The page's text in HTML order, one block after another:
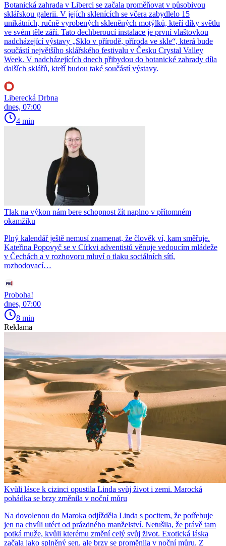
Botanická zahrada v Liberci se začala proměňovat v působivou
sklářskou galerii. V jejích sklenících se včera zabydlelo 15
unikátních, ručně vyrobených skleněných motýlků, kteří díky světlu
ve svém těle září. Tato dechberoucí instalace je první vlaštovkou
nadcházející výstavy „Sklo v přírodě, příroda ve skle“, která bude
součástí největšího sklářského festivalu v Česku Crystal Valley
Week. V nadcházejících dnech přibydou do botanické zahrady díla
dalších sklářů, kteří budou také součástí výstavy.
Liberecká Drbna
dnes, 07:00
4 min
Tlak na výkon nám bere schopnost žít naplno v přítomném
okamžiku
Plný kalendář ještě nemusí znamenat, že člověk ví, kam směřuje.
Kateřina Popovyč se v Církvi adventistů věnuje vedoucím mládeže
v Čechách a v rozhovoru mluví o tlaku sociálních sítí,
rozhodovací…
Proboha!
dnes, 07:00
8 min
Reklama
Kvůli lásce k cizinci opustila Linda svůj život i zemi. Marocká
pohádka se brzy změnila v noční můru
Na dovolenou do Maroka odjížděla Linda s pocitem, že potřebuje
jen na chvíli utéct od prázdného manželství. Netušila, že právě tam
potká muže, kvůli kterému změní celý svůj život. Exotická láska
začala jako splněný sen, ale brzy se proměnila v noční můru. Z